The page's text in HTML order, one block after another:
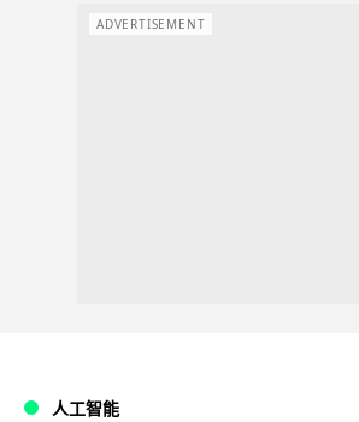
ADVERTISEMENT
人工智能